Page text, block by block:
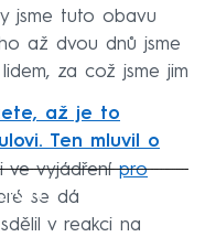
jsme tuto obavu
až dvou dnů jsme
za což jsme jim
až je to
Ten mluvil o
ve vyjádřenípro
se dá
v reakci na